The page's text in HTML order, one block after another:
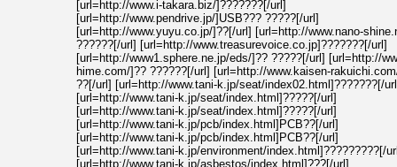
[url=http://www.i-takara.biz/]???????[/url]
[url=http://www.pendrive.jp/]USB??? ?????[/url]
[url=http://www.yuyu.co.jp/]??[/url] [url=http://www.nano-
??????[/url] [url=http://www.treasurevoice.co.jp]???????[/url]
[url=http://www1.sphere.ne.jp/eds/]?? ?????[/url] [url=http://
hime.com/]?? ??????[/url] [url=http://www.kaisen-
??[/url] [url=http://www.tani-k.jp/seat/index02.html]???????[/
[url=http://www.tani-k.jp/seat/index.html]?????[/url]
[url=http://www.tani-k.jp/seat/index.html]?????[/url]
[url=http://www.tani-k.jp/pcb/index.html]PCB??[/url]
[url=http://www.tani-k.jp/pcb/index.html]PCB??[/url]
[url=http://www.tani-k.jp/environment/index.html]?????????[/
[url=http://www.tani-k.jp/asbestos/index.html]???[/url]